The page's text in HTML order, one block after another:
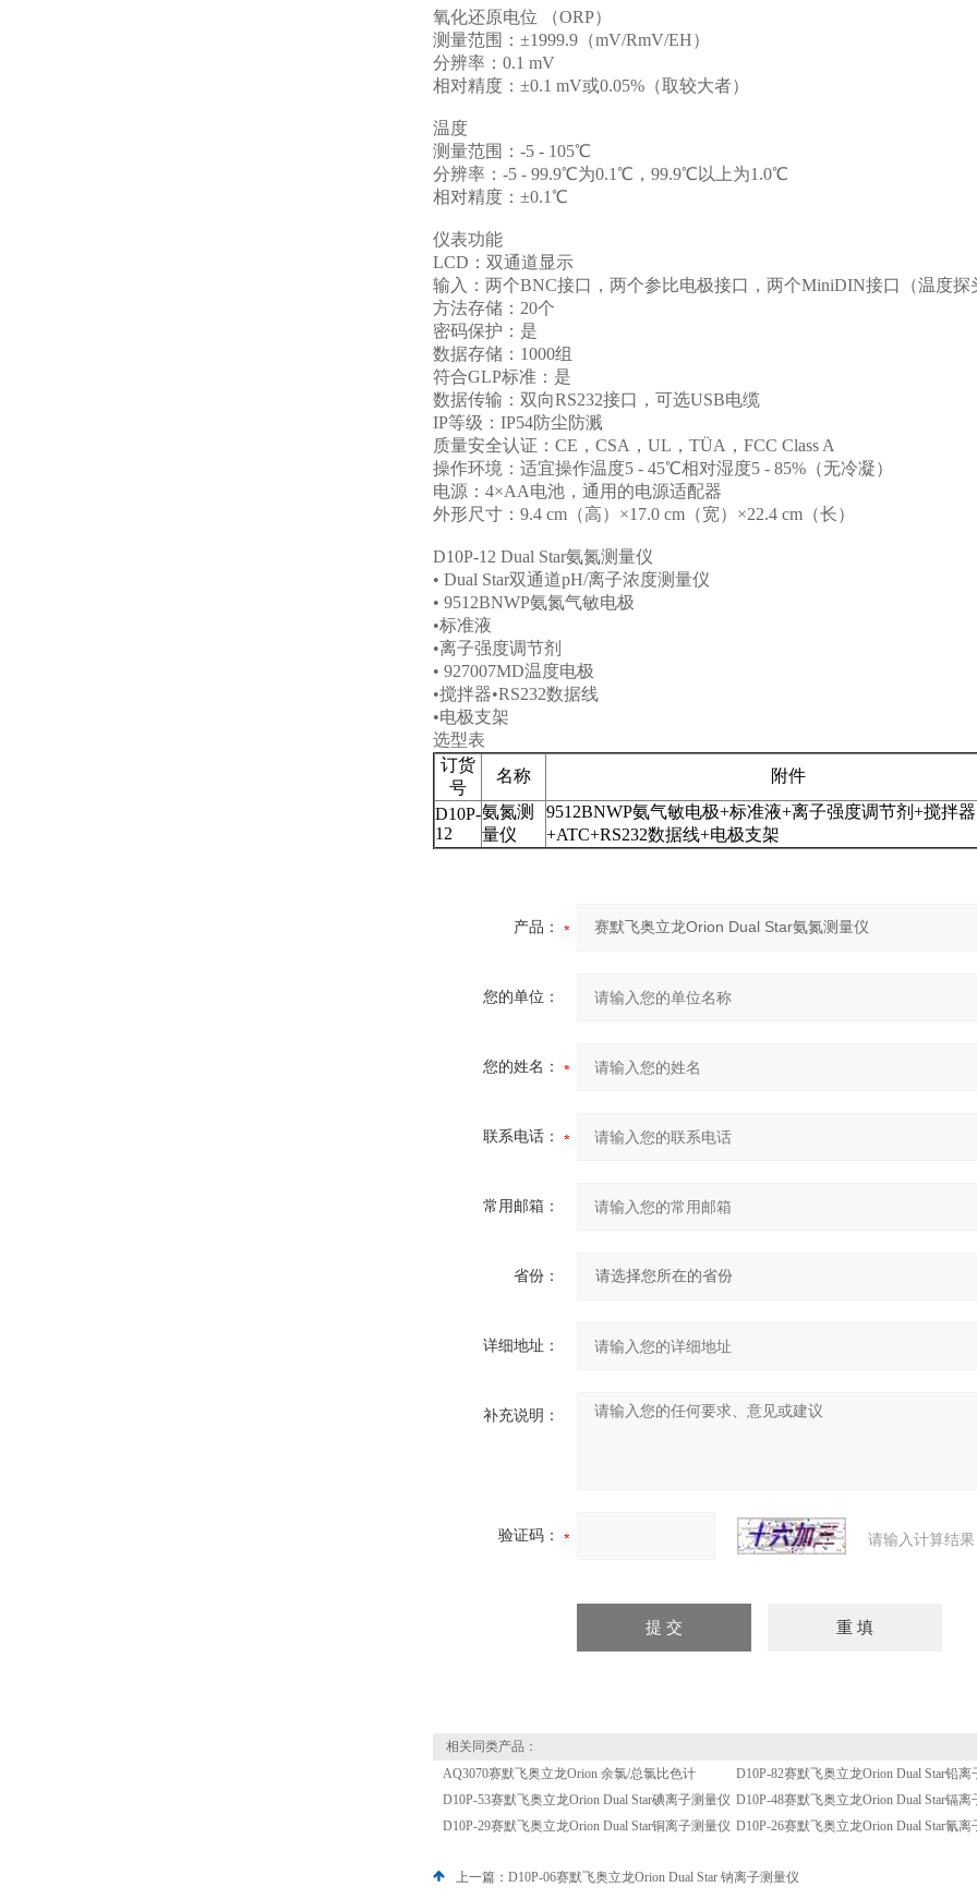
氧化还原电位 （ORP）
测量范围： ±1999.9 （mV/RmV/EH）
分辨率： 0.1 mV
相对精度： ±0.1 mV或0.05% （取较大者）
温度
测量范围： -5 - 105℃
分辨率： -5 - 99.9℃为0.1℃ ， 99.9℃ 以上为1.0℃
相对精度： ±0.1℃
仪表功能
LCD ：双通道显示
输入：两个BNC接口，两个参比电极接口，两个MiniDIN接口（温度探
方法存储： 20个
密码保护：是
数据存储： 1000组
符合GLP标准：是
数据传输：双向RS232接口，可选USB电缆
IP等级： IP54防尘防溅
质量安全认证： CE ， CSA ， UL ， TÜA ， FCC Class A
操作环境：适宜操作温度5 - 45℃相对湿度5 - 85% （无冷凝）
电源： 4×AA电池，通用的电源适配器
外形尺寸： 9.4 cm （高） ×17.0 cm （宽） ×22.4 cm （长）
D10P-12 Dual Star氨氮测量仪
• Dual Star双通道pH/离子浓度测量仪
• 9512BNWP氨氮气敏电极
•标准液
•离子强度调节剂
• 927007MD温度电极
•搅拌器•RS232数据线
•电极支架
选型表
订货
号
名称 附件
D10P-
12
氨氮测
量仪
9512BNWP氨气敏电极+标准液+离子强度调节剂 +搅拌器
+ATC+RS232数据线+电极支架
产品：
您的单位：
您的姓名：
联系电话：
常用邮箱：
省份：
详细地址：
补充说明：
验证码： 请输入计算结
相关同类产品：
AQ3070赛默飞奥立龙Orion 余氯/总氯比色计
D10P-82赛默飞奥立龙Orion Dual Star铅离
D10P-53赛默飞奥立龙Orion Dual Star碘离子测量仪 D10P-48赛默飞奥立龙Orion Dual Star镉离
D10P-29赛默飞奥立龙Orion Dual Star铜离子测量仪 D10P-26赛默飞奥立龙Orion Dual Star氰离
上一篇： D10P-06赛默飞奥立龙Orion Dual Star 钠离子测量仪